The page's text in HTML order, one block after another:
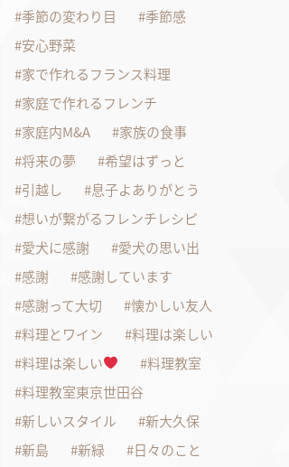
季節の変わり目
季節感
安心野菜
家で作れるフランス料理
家庭で作れるフレンチ
家庭内M&A
家族の食事
将来の夢
希望はずっと
引越し
息子よありがとう
想いが繋がるフレンチレシピ
愛犬に感謝
愛犬の思い出
感謝
感謝しています
感謝って大切
懐かしい友人
料理とワイン
料理は楽しい
料理は楽しい
料理教室
料理教室東京世田谷
新しいスタイル
新大久保
新島
新緑
日々のこと